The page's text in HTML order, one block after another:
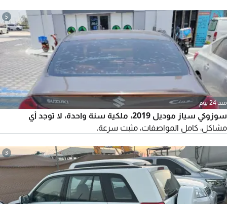
5
منذ 24 يوم
سوزوكي سياز موديل 2019، ملكية سنة واحدة، لا توجد أي
مشاكل، كامل المواصفات، مثبت سرعة.
3